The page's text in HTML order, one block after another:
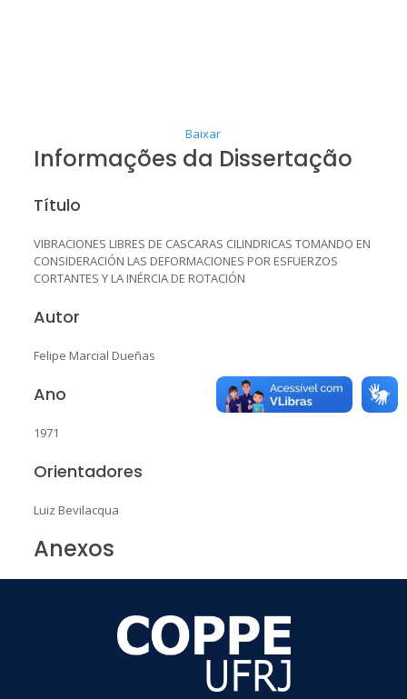
Baixar
Informações da Dissertação
Título
VIBRACIONES LIBRES DE CASCARAS CILINDRICAS TOMANDO EN
CONSIDERACIÓN LAS DEFORMACIONES POR ESFUERZOS
CORTANTES Y LA INÉRCIA DE ROTACIÓN
Autor
Felipe Marcial Dueñas
Ano
1971
Orientadores
Luiz Bevilacqua
Anexos